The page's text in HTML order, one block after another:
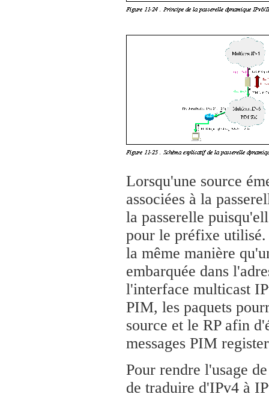
Lorsqu'une source
associées à la
la passerelle
pour le préfixe utilisé.
la même manière
embarquée dans
l'interface multicast
PIM, les paquets
source et le RP afin
messages PIM
Pour rendre l'usage
de traduire d'IPv4 à